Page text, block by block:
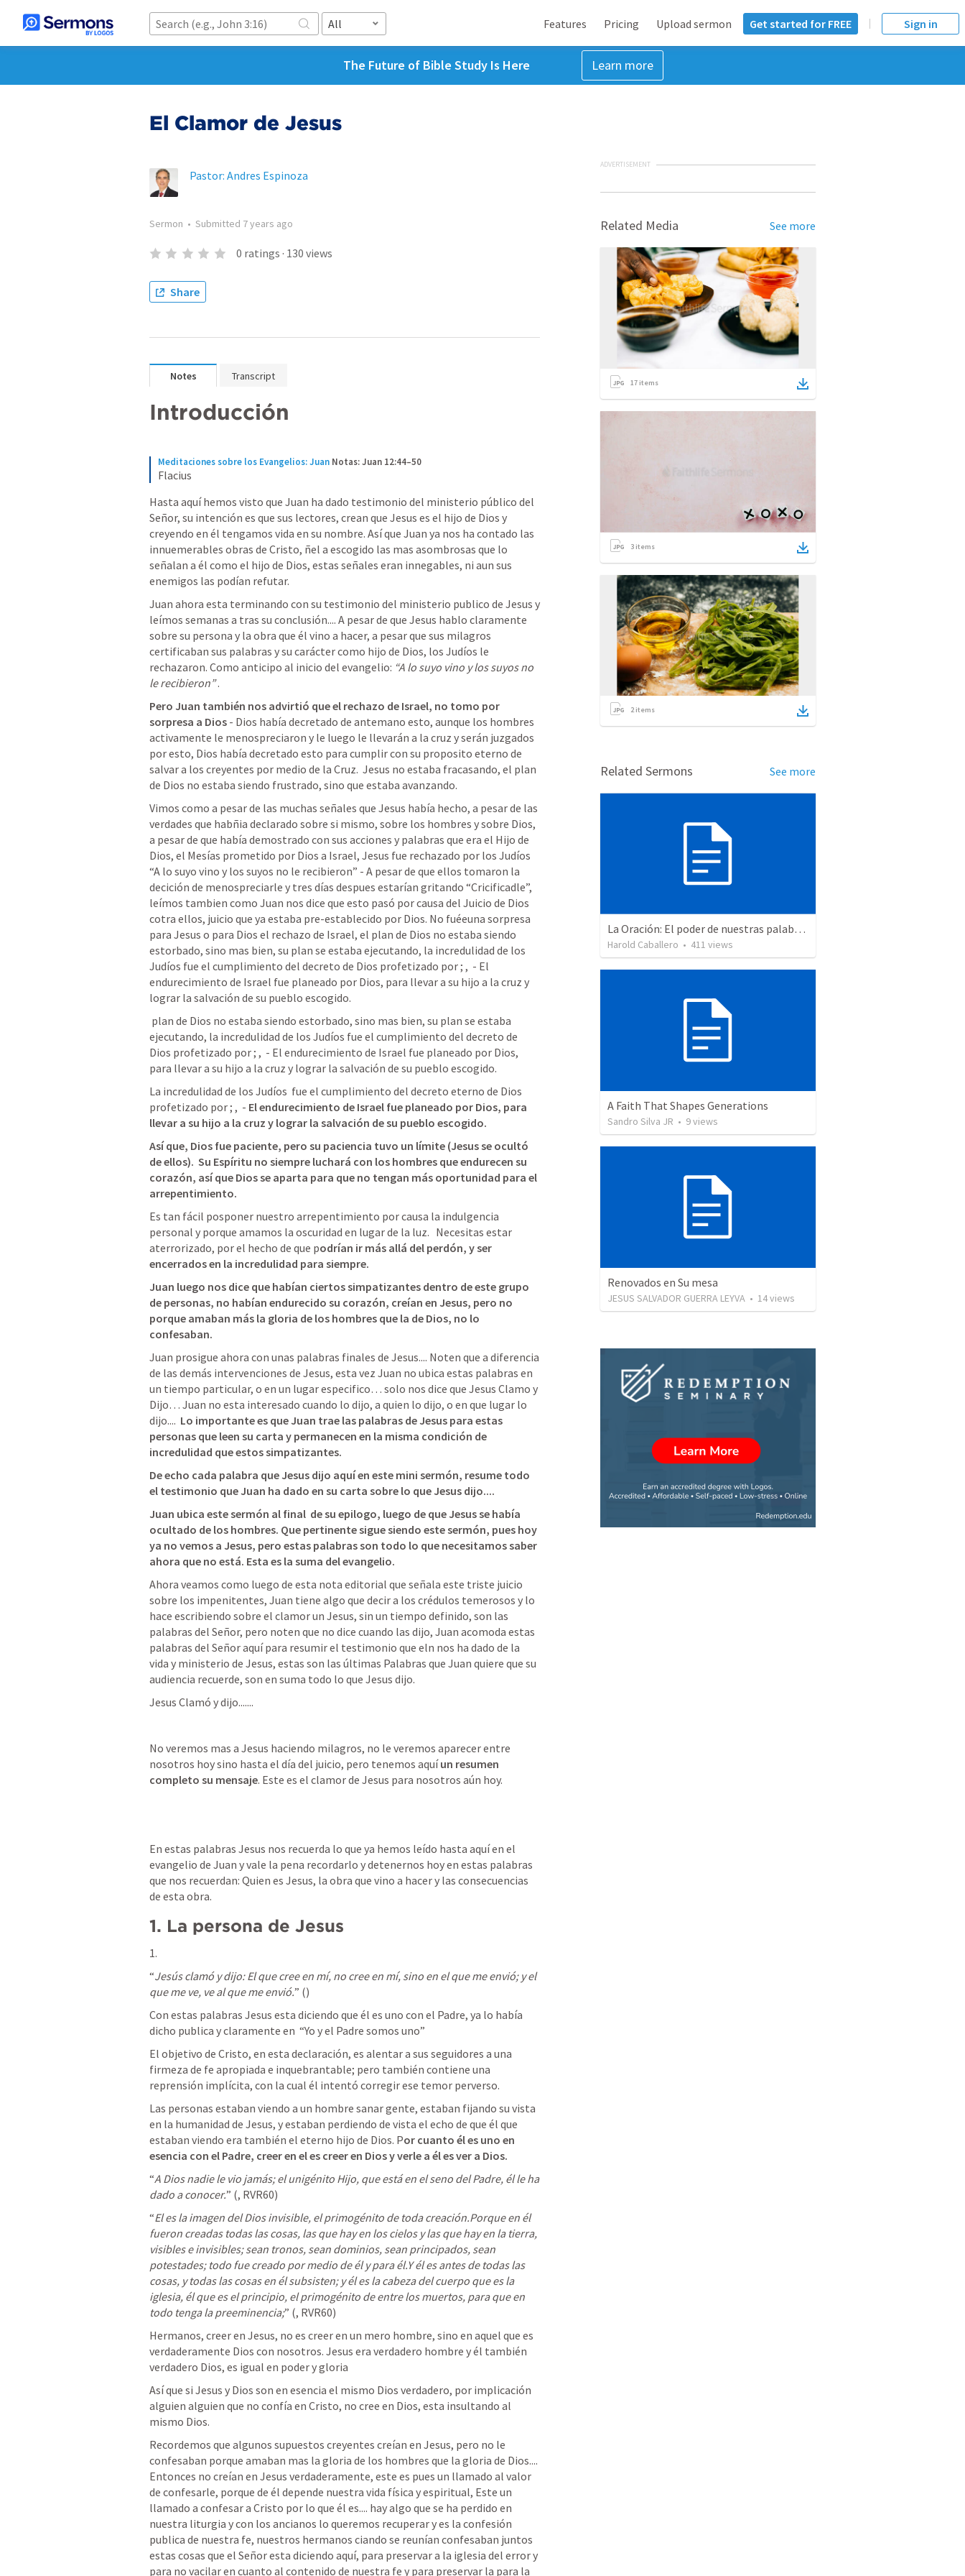
All Features Pricing Upload sermon Get started for FREE Sign in
The Future of Bible Study Is Here Learn more
El Clamor de Jesus
Pastor: Andres Espinoza
Sermon • Submitted 7 years ago
0 ratings · 130 views
Share
Notes Transcript
Introducción
Meditaciones sobre los Evangelios: Juan Notas: Juan 12:44–50
Flacius
Hasta aquí hemos visto que Juan ha dado testimonio del ministerio público del
Señor, su intención es que sus lectores, crean que Jesus es el hijo de Dios y
creyendo en él tengamos vida en su nombre. Así que Juan ya nos ha contado las
innuemerables obras de Cristo, ñel a escogido las mas asombrosas que lo
señalan a él como el hijo de Dios, estas señales eran innegables, ni aun sus
enemigos las podían refutar.
Juan ahora esta terminando con su testimonio del ministerio publico de Jesus y
leímos semanas a tras su conclusión.... A pesar de que Jesus hablo claramente
sobre su persona y la obra que él vino a hacer, a pesar que sus milagros
certificaban sus palabras y su carácter como hijo de Dios, los Judíos le
rechazaron. Como anticipo al inicio del evangelio: “A lo suyo vino y los suyos no
le recibieron” .
Pero Juan también nos advirtió que el rechazo de Israel, no tomo por
sorpresa a Dios - Dios había decretado de antemano esto, aunque los hombres
activamente le menospreciaron y le luego le llevarán a la cruz y serán juzgados
por esto, Dios había decretado esto para cumplir con su proposito eterno de
salvar a los creyentes por medio de la Cruz.  Jesus no estaba fracasando, el plan
de Dios no estaba siendo frustrado, sino que estaba avanzando.
Vimos como a pesar de las muchas señales que Jesus había hecho, a pesar de las
verdades que habñia declarado sobre si mismo, sobre los hombres y sobre Dios,
a pesar de que había demostrado con sus acciones y palabras que era el Hijo de
Dios, el Mesías prometido por Dios a Israel, Jesus fue rechazado por los Judíos
“A lo suyo vino y los suyos no le recibieron” - A pesar de que ellos tomaron la
decición de menospreciarle y tres días despues estarían gritando “Cricificadle”,
leímos tambien como Juan nos dice que esto pasó por causa del Juicio de Dios
cotra ellos, juicio que ya estaba pre-establecido por Dios. No fuéeuna sorpresa
para Jesus o para Dios el rechazo de Israel, el plan de Dios no estaba siendo
estorbado, sino mas bien, su plan se estaba ejecutando, la incredulidad de los
Judíos fue el cumplimiento del decreto de Dios profetizado por ; , - El
endurecimiento de Israel fue planeado por Dios, para llevar a su hijo a la cruz y
lograr la salvación de su pueblo escogido.
ejecutando, la incredulidad de los Judíos fue el cumplimiento del decreto de
Dios profetizado por ; , - El endurecimiento de Israel fue planeado por Dios,
para llevar a su hijo a la cruz y lograr la salvación de su pueblo escogido.
La incredulidad de los Judíos  fue el cumplimiento del decreto eterno de Dios
profetizado por ; , - El endurecimiento de Israel fue planeado por Dios, para
llevar a su hijo a la cruz y lograr la salvación de su pueblo escogido.
Así que, Dios fue paciente, pero su paciencia tuvo un límite (Jesus se ocultó
de ellos).  Su Espíritu no siempre luchará con los hombres que endurecen su
corazón, así que Dios se aparta para que no tengan más oportunidad para el
arrepentimiento.
Es tan fácil posponer nuestro arrepentimiento por causa la indulgencia
personal y porque amamos la oscuridad en lugar de la luz.   Necesitas estar
aterrorizado, por el hecho de que podrían ir más allá del perdón, y ser
encerrados en la incredulidad para siempre.
Juan luego nos dice que habían ciertos simpatizantes dentro de este grupo
de personas, no habían endurecido su corazón, creían en Jesus, pero no
porque amaban más la gloria de los hombres que la de Dios, no lo
confesaban.
Juan prosigue ahora con unas palabras finales de Jesus.... Noten que a diferencia
de las demás intervenciones de Jesus, esta vez Juan no ubica estas palabras en
un tiempo particular, o en un lugar especifico… solo nos dice que Jesus Clamo y
Dijo… Juan no esta interesado cuando lo dijo, a quien lo dijo, o en que lugar lo
dijo.... Lo importante es que Juan trae las palabras de Jesus para estas
personas que leen su carta y permanecen en la misma condición de
incredulidad que estos simpatizantes.
De echo cada palabra que Jesus dijo aquí en este mini sermón, resume todo
el testimonio que Juan ha dado en su carta sobre lo que Jesus dijo....
Juan ubica este sermón al final  de su epilogo, luego de que Jesus se había
ocultado de los hombres. Que pertinente sigue siendo este sermón, pues hoy
ya no vemos a Jesus, pero estas palabras son todo lo que necesitamos saber
ahora que no está. Esta es la suma del evangelio.
Ahora veamos como luego de esta nota editorial que señala este triste juicio
sobre los impenitentes, Juan tiene algo que decir a los crédulos temerosos y lo
hace escribiendo sobre el clamor un Jesus, sin un tiempo definido, son las
palabras del Señor, pero noten que no dice cuando las dijo, Juan acomoda estas
palabras del Señor aquí para resumir el testimonio que eln nos ha dado de la
vida y ministerio de Jesus, estas son las últimas Palabras que Juan quiere que su
audiencia recuerde, son en suma todo lo que Jesus dijo.
Jesus Clamó y dijo.......
No veremos mas a Jesus haciendo milagros, no le veremos aparecer entre
nosotros hoy sino hasta el día del juicio, pero tenemos aquí un resumen
completo su mensaje. Este es el clamor de Jesus para nosotros aún hoy.
En estas palabras Jesus nos recuerda lo que ya hemos leído hasta aquí en el
evangelio de Juan y vale la pena recordarlo y detenernos hoy en estas palabras
que nos recuerdan: Quien es Jesus, la obra que vino a hacer y las consecuencias
de esta obra.
1. La persona de Jesus
“Jesús clamó y dijo: El que cree en mí, no cree en mí, sino en el que me envió; y el
que me ve, ve al que me envió.” ()
Con estas palabras Jesus esta diciendo que él es uno con el Padre, ya lo había
dicho publica y claramente en “Yo y el Padre somos uno”
El objetivo de Cristo, en esta declaración, es alentar a sus seguidores a una
firmeza de fe apropiada e inquebrantable; pero también contiene una
reprensión implícita, con la cual él intentó corregir ese temor perverso.
Las personas estaban viendo a un hombre sanar gente, estaban fijando su vista
en la humanidad de Jesus, y estaban perdiendo de vista el echo de que él que
estaban viendo era también el eterno hijo de Dios. Por cuanto él es uno en
esencia con el Padre, creer en el es creer en Dios y verle a él es ver a Dios.
“A Dios nadie le vio jamás; el unigénito Hijo, que está en el seno del Padre, él le ha
dado a conocer.” (, RVR60)
“El es la imagen del Dios invisible, el primogénito de toda creación.Porque en él
fueron creadas todas las cosas, las que hay en los cielos y las que hay en la tierra,
visibles e invisibles; sean tronos, sean dominios, sean principados, sean
potestades; todo fue creado por medio de él y para él.Y él es antes de todas las
cosas, y todas las cosas en él subsisten; y él es la cabeza del cuerpo que es la
iglesia, él que es el principio, el primogénito de entre los muertos, para que en
todo tenga la preeminencia;” (, RVR60)
Hermanos, creer en Jesus, no es creer en un mero hombre, sino en aquel que es
verdaderamente Dios con nosotros. Jesus era verdadero hombre y él también
verdadero Dios, es igual en poder y gloria
Así que si Jesus y Dios son en esencia el mismo Dios verdadero, por implicación
alguien alguien que no confía en Cristo, no cree en Dios, esta insultando al
mismo Dios.
Recordemos que algunos supuestos creyentes creían en Jesus, pero no le
confesaban porque amaban mas la gloria de los hombres que la gloria de Dios....
Entonces no creían en Jesus verdaderamente, este es pues un llamado al valor
de confesarle, porque de él depende nuestra vida física y espiritual, Este un
llamado a confesar a Cristo por lo que él es.... hay algo que se ha perdido en
nuestra liturgia y con los ancianos lo queremos recuperar y es la confesión
publica de nuestra fe, nuestros hermanos ciando se reunían confesaban juntos
estas cosas que el Señor esta diciendo aquí, para preservar a la iglesia del error y
para no vacilar en cuanto al contenido de nuestra fe y para preservar la para la
ADVERTISEMENT
Related Media See more
17 items
3 items
2items
Related Sermons See more
La Oración: El poder de nuestras palabras
Harold Caballero • 411 views
A Faith That Shapes Generations
Sandro Silva JR • 9views
Renovados en Su mesa
JESUS SALVADOR GUERRA LEYVA • 14views